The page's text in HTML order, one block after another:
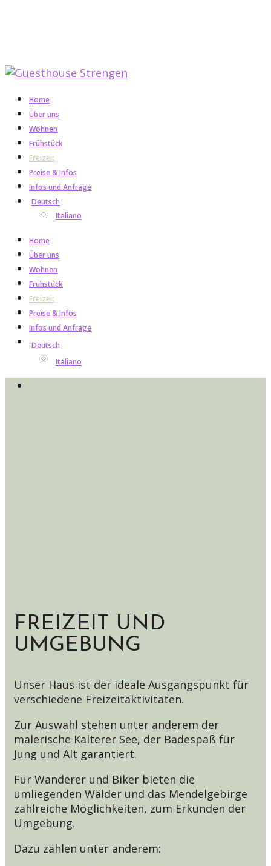
Home
Über uns
Wohnen
Frühstück
Freizeit
Preise & Infos
Infos und Anfrage
Deutsch
Italiano
Home
Über uns
Wohnen
Frühstück
Freizeit
Preise & Infos
Infos und Anfrage
Deutsch
Italiano
FREIZEIT UND
UMGEBUNG
Unser Haus ist der ideale Ausgangspunkt für
verschiedene Freizeitaktivitäten.
Zur Auswahl stehen unter anderem der
malerische Kalterer See, der Badespaß für
Jung und Alt garantiert.
Für Wanderer und Biker bieten die
umliegenden Wälder und das Mendelgebirge
zahlreiche Möglichkeiten, zum Erkunden der
Umgebung.
Dazu zählen unter anderem: